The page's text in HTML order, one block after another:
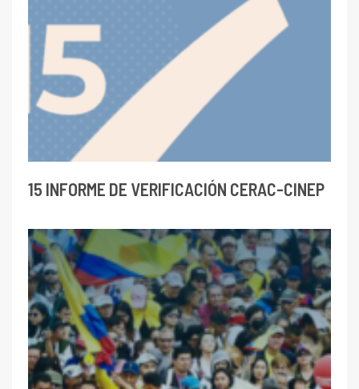
15 INFORME DE VERIFICACIÓN CERAC-CINEP